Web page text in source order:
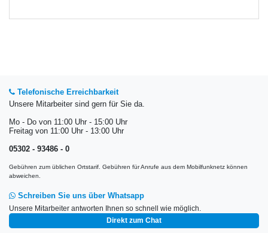
Telefonische Erreichbarkeit
Unsere Mitarbeiter sind gern für Sie da.
Mo - Do von 11:00 Uhr - 15:00 Uhr
Freitag von 11:00 Uhr - 13:00 Uhr
05302 - 93486 - 0
Gebühren zum üblichen Ortstarif. Gebühren für Anrufe aus dem Mobilfunknetz können
abweichen.
Schreiben Sie uns über Whatsapp
Unsere Mitarbeiter antworten Ihnen so schnell wie möglich.
Direkt zum Chat